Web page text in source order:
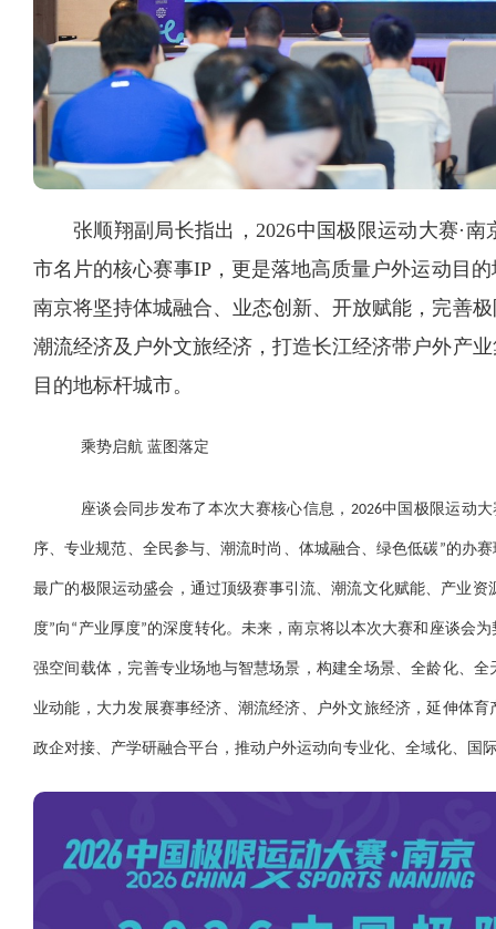
张顺翔副局长指出，2026中国极限运动大赛·
市名片的核心赛事IP，更是落地高质量户外运动目
南京将坚持体城融合、业态创新、开放赋能，完善
潮流经济及户外文旅经济，打造长江经济带户外产
目的地标杆城市。
乘势启航 蓝图落定
座谈会同步发布了本次大赛核心信息，2026中国极限运动
序、专业规范、全民参与、潮流时尚、体城融合、绿色低碳”的办
最广的极限运动盛会，通过顶级赛事引流、潮流文化赋能、产业资
度”向“产业厚度”的深度转化。未来，南京将以本次大赛和座谈会
强空间载体，完善专业场地与智慧场景，构建全场景、全龄化、
业动能，大力发展赛事经济、潮流经济、户外文旅经济，延伸体
政企对接、产学研融合平台，推动户外运动向专业化、全域化、国